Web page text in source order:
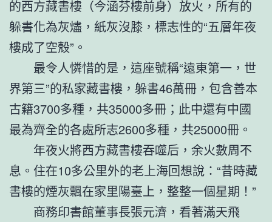
的西方藏書樓（今涵芬樓前身）放火，所有的
躲書化為灰燼，紙灰沒膝，標志性的“五層年夜
樓成了空殼”。
最令人憐惜的是，這座號稱“遠東第一，世
界第三”的私家藏書樓，躲書46萬冊，包含善本
古籍3700多種，共35000多冊；此中還有中國
最為齊全的各處所志2600多種，共25000冊。
年夜火將西方藏書樓吞噬后，余火數周不
息。住在10多公里外的老上海回想說：“昔時藏
書樓的煙灰飄在家里陽臺上，整整一個星期！”
商務印書館董事長張元濟，看著滿天飛